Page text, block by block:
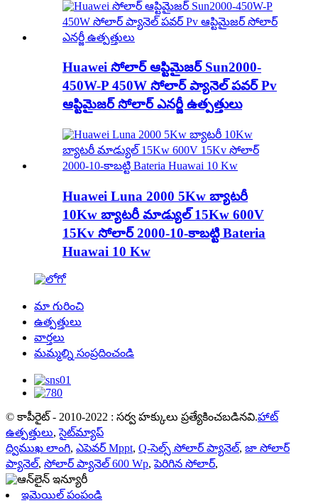
Huawei సోలార్ ఆప్టిమైజర్ Sun2000-
450W-P 450W సోలార్ ప్యానెల్ పవర్ Pv
ఆప్టిమైజర్ సోలార్ ఎనర్జీ ఉత్పత్తులు
Huawei Luna 2000 5Kw బ్యాటరీ
10Kw బ్యాటరీ మాడ్యుల్ 15Kw 600V
15Kv సోలార్ 2000-10-కాబట్టి Bateria
Huawai 10 Kw
మా గురించి
ఉత్పత్తులు
వార్తలు
మమ్మల్ని సంప్రదించండి
© కాపీరైట్ - 2010-2022 : సర్వ హక్కులు ప్రత్యేకించబడినవి.హాట్
ఉత్పత్తులు,సైట్‌మ్యాప్
ద్విముఖ లాంగి, ఎపెవర్ Mppt, Q-సెల్స్ సోలార్ ప్యానెల్, జా సోలార్
ప్యానెల్, సోలార్ ప్యానెల్ 600 Wp,పెరిగిన సోలార్,
ఇమెయిల్ పంపండి